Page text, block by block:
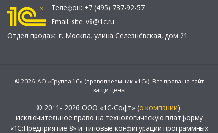
Телефон: +7 (495) 737-92-57
Email: site_v8@1c.ru
Отдел продаж: г. Москва, улица Селезнёвская, дом 21
© 2026 АО «Группа 1С» (правопреемник «1С»). Все права на сайт
защищены
© 2011- 2026 ООО «1С-Софт» (о компании).
Исключительное право на технологическую платформу
«1С:Предприятие 8» и типовые конфигурации программных